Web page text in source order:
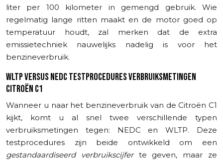
liter per 100 kilometer in gemengd gebruik. Wie
regelmatig lange ritten maakt en de motor goed op
temperatuur houdt, zal merken dat de extra
emissietechniek nauwelijks nadelig is voor het
benzineverbruik.
WLTP VERSUS NEDC TESTPROCEDURES VERBRUIKSMETINGEN
CITROËN C1
Wanneer u naar het benzineverbruik van de Citroën C1
kijkt, komt u al snel twee verschillende typen
verbruiksmetingen tegen: NEDC en WLTP. Deze
testprocedures zijn beide ontwikkeld om een
gestandaardiseerd verbruikscijferte geven, maar ze